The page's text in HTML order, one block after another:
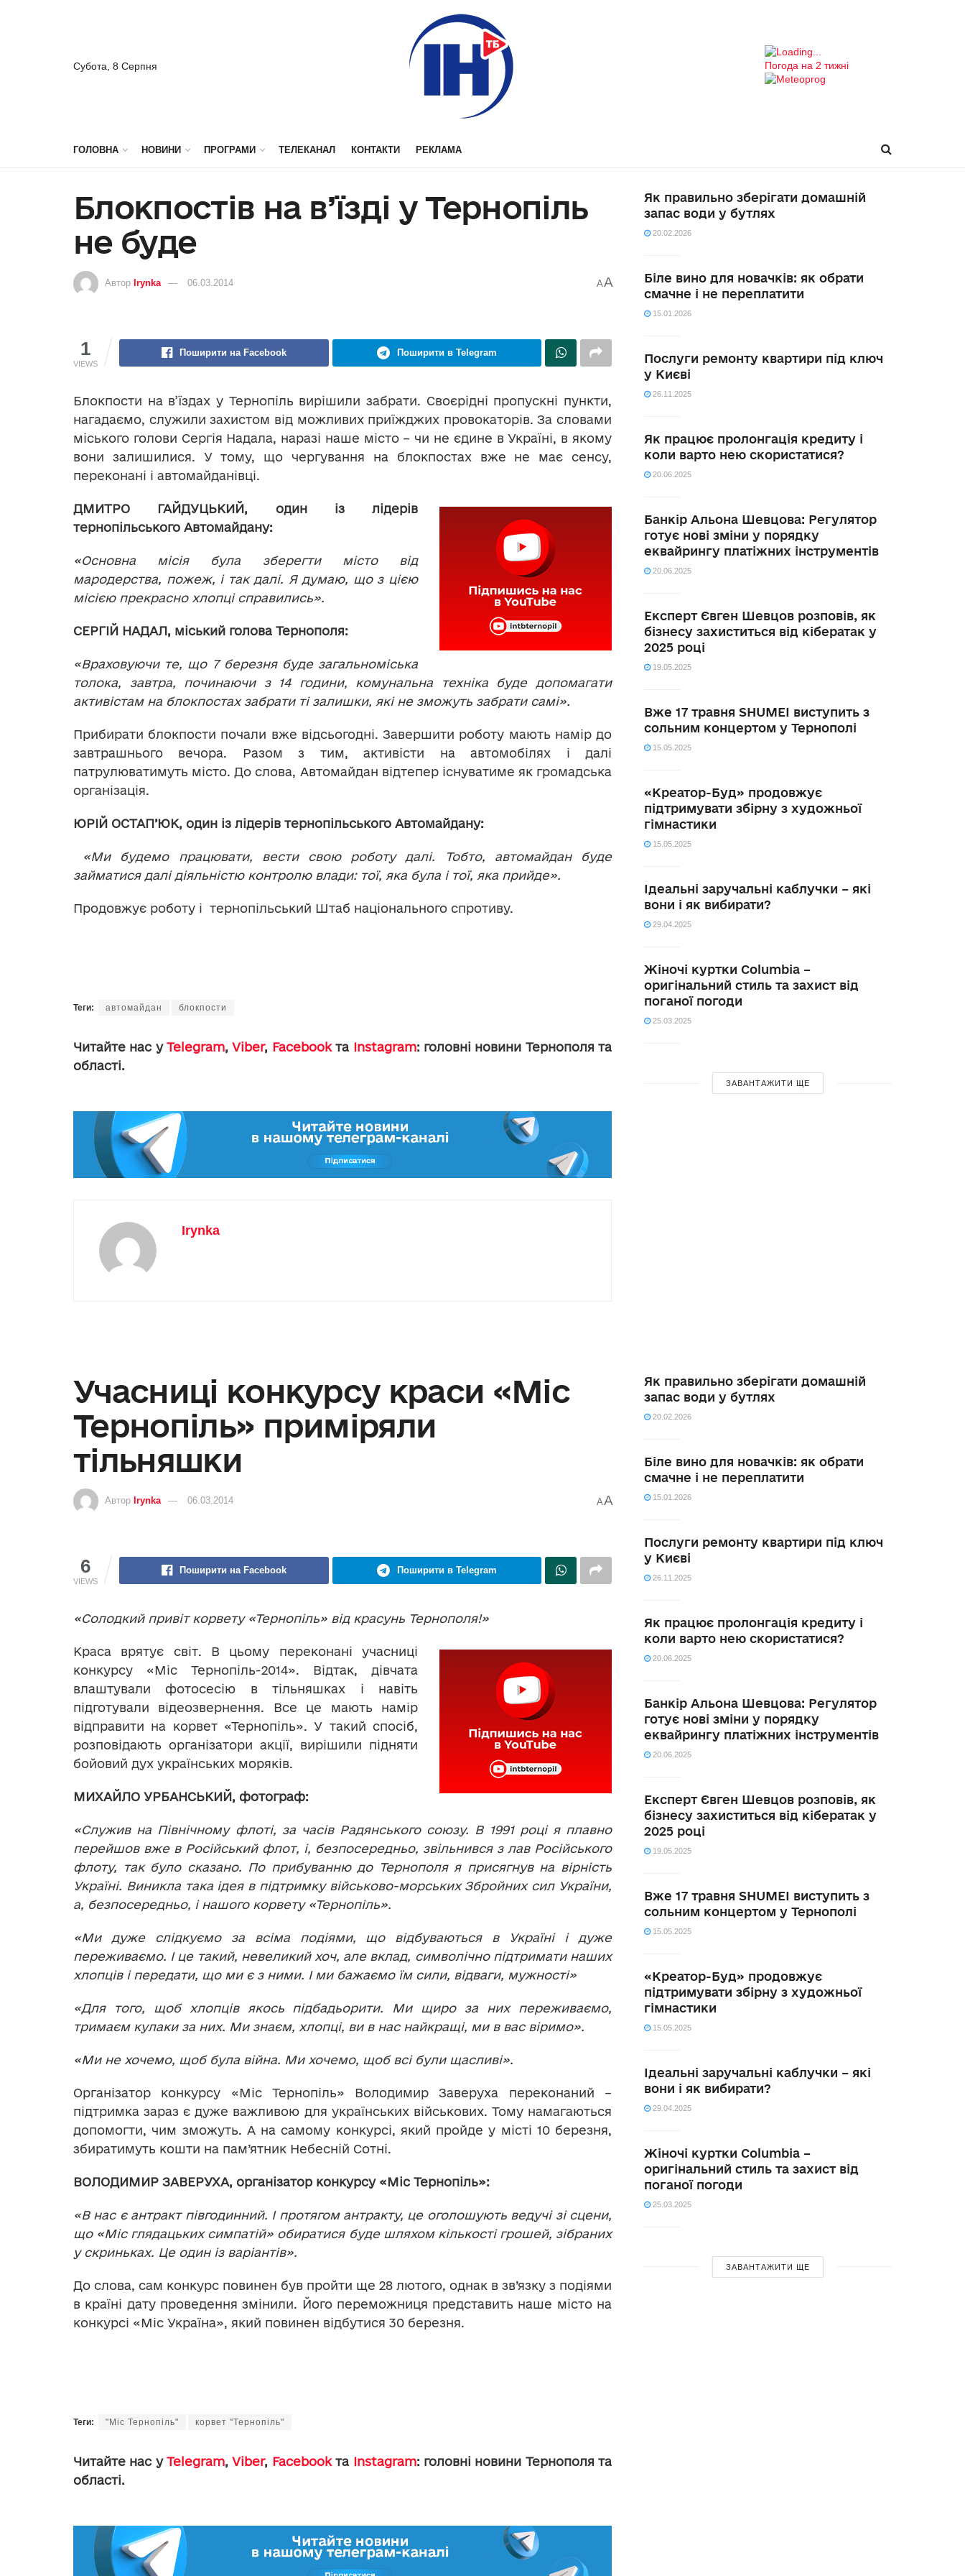
Субота, 8 Серпня Погода на 2 тижні
ГОЛОВНА НОВИНИ ПРОГРАМИ ТЕЛЕКАНАЛ КОНТАКТИ РЕКЛАМА
Блокпостів на в’їзді у Тернопіль
не буде
Автор Irynka 06.03.2014 AA
1
VIEWS
Поширити на Facebook Поширити в Telegram
Блокпости на в’їздах у Тернопіль вирішили забрати. Своєрідні пропускні пункти,
нагадаємо, служили захистом від можливих приїжджих провокаторів. За словами
міського голови Сергія Надала, наразі наше місто – чи не єдине в Україні, в якому
вони залишилися. У тому, що чергування на блокпостах вже не має сенсу,
переконані і автомайданівці.
ДМИТРО ГАЙДУЦЬКИЙ, один із лідерів
тернопільського Автомайдану:
«Основна місія була зберегти місто від
мародерства, пожеж, і так далі. Я думаю, що з цією
місією прекрасно хлопці справились».
СЕРГІЙ НАДАЛ, міський голова Тернополя:
«Враховуючи те, що 7 березня буде загальноміська
толока, завтра, починаючи з 14 години, комунальна техніка буде допомагати
активістам на блокпостах забрати ті залишки, які не зможуть забрати самі».
Прибирати блокпости почали вже відсьогодні. Завершити роботу мають намір до
завтрашнього вечора. Разом з тим, активісти на автомобілях і далі
патрулюватимуть місто. До слова, Автомайдан відтепер існуватиме як громадська
організація.
ЮРІЙ ОСТАП’ЮК, один із лідерів тернопільського Автомайдану:
«Ми будемо працювати, вести свою роботу далі. Тобто, автомайдан буде
займатися далі діяльністю контролю влади: тої, яка була і тої, яка прийде».
Продовжує роботу і тернопільський Штаб національного спротиву.
Теги: автомайдан блокпости
Читайте нас уTelegram,Viber, Facebookта Instagram: головні новини Тернополя та
області.
Irynka
Як правильно зберігати домашній
запас води у бутлях
20.02.2026
Біле вино для новачків: як обрати
смачне і не переплатити
15.01.2026
Послуги ремонту квартири під ключ
у Києві
26.11.2025
Як працює пролонгація кредиту і
коли варто нею скористатися?
20.06.2025
Банкір Альона Шевцова: Регулятор
готує нові зміни у порядку
еквайрингу платіжних інструментів
20.06.2025
Експерт Євген Шевцов розповів, як
бізнесу захиститься від кібератак у
2025 році
19.05.2025
Вже 17 травня SHUMEI виступить з
сольним концертом у Тернополі
15.05.2025
«Креатор-Буд» продовжує
підтримувати збірну з художньої
гімнастики
15.05.2025
Ідеальні заручальні каблучки – які
вони і як вибирати?
29.04.2025
Жіночі куртки Columbia –
оригінальний стиль та захист від
поганої погоди
25.03.2025
ЗАВАНТАЖИТИ ЩЕ
Учасниці конкурсу краси «Міс
Тернопіль» приміряли
тільняшки
Автор Irynka 06.03.2014 AA
6
VIEWS
Поширити на Facebook Поширити в Telegram
«Солодкий привіт корвету «Тернопіль» від красунь Тернополя!»
Краса врятує світ. В цьому переконані учасниці
конкурсу «Міс Тернопіль-2014». Відтак, дівчата
влаштували фотосесію в тільняшках і навіть
підготували відеозвернення. Все це мають намір
відправити на корвет «Тернопіль». У такий спосіб,
розповідають організатори акції, вирішили підняти
бойовий дух українських моряків.
МИХАЙЛО УРБАНСЬКИЙ, фотограф:
«Служив на Північному флоті, за часів Радянського союзу. В 1991 році я плавно
перейшов вже в Російський флот, і, безпосередньо, звільнився з лав Російського
флоту, так було сказано. По прибуванню до Тернополя я присягнув на вірність
Україні. Виникла така ідея в підтримку військово-морських Збройних сил України,
а, безпосередньо, і нашого корвету «Тернопіль».
«Ми дуже слідкуємо за всіма подіями, що відбуваються в Україні і дуже
переживаємо. І це такий, невеликий хоч, але вклад, символічно підтримати наших
хлопців і передати, що ми є з ними. І ми бажаємо їм сили, відваги, мужності»
«Для того, щоб хлопців якось підбадьорити. Ми щиро за них переживаємо,
тримаєм кулаки за них. Ми знаєм, хлопці, ви в нас найкращі, ми в вас віримо».
«Ми не хочемо, щоб була війна. Ми хочемо, щоб всі були щасливі».
Організатор конкурсу «Міс Тернопіль» Володимир Заверуха переконаний –
підтримка зараз є дуже важливою для українських військових. Тому намагаються
допомогти, чим зможуть. А на самому конкурсі, який пройде у місті 10 березня,
збиратимуть кошти на пам’ятник Небесній Сотні.
ВОЛОДИМИР ЗАВЕРУХА, організатор конкурсу «Міс Тернопіль»:
«В нас є антракт півгодинний. І протягом антракту, це оголошують ведучі зі сцени,
що«Міс глядацьких симпатій» обиратися буде шляхом кількості грошей, зібраних
у скриньках. Це один із варіантів».
До слова, сам конкурс повинен був пройти ще 28 лютого, однак в зв’язку з подіями
в країні дату проведення змінили. Його переможниця представить наше місто на
конкурсі «Міс Україна», який повинен відбутися 30 березня.
Теги: "Міс Тернопіль" корвет "Тернопіль"
Читайте нас уTelegram,Viber, Facebookта Instagram: головні новини Тернополя та
області.
Як правильно зберігати домашній
запас води у бутлях
20.02.2026
Біле вино для новачків: як обрати
смачне і не переплатити
15.01.2026
Послуги ремонту квартири під ключ
у Києві
26.11.2025
Як працює пролонгація кредиту і
коли варто нею скористатися?
20.06.2025
Банкір Альона Шевцова: Регулятор
готує нові зміни у порядку
еквайрингу платіжних інструментів
20.06.2025
Експерт Євген Шевцов розповів, як
бізнесу захиститься від кібератак у
2025 році
19.05.2025
Вже 17 травня SHUMEI виступить з
сольним концертом у Тернополі
15.05.2025
«Креатор-Буд» продовжує
підтримувати збірну з художньої
гімнастики
15.05.2025
Ідеальні заручальні каблучки – які
вони і як вибирати?
29.04.2025
Жіночі куртки Columbia –
оригінальний стиль та захист від
поганої погоди
25.03.2025
ЗАВАНТАЖИТИ ЩЕ